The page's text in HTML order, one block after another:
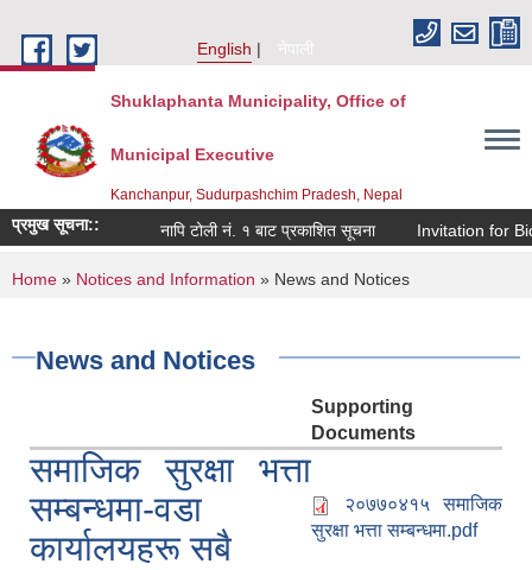
English
नेपाली
Shuklaphanta Municipality, Office of
Municipal Executive
Kanchanpur, Sudurpashchim Pradesh, Nepal
प्रमुख सूचना:: नापि टोली नं. १ बाट प्रकाशित सूचना Invitation for
You are here
Home » Notices and Information » News and Notices
News and Notices
Supporting
Documents
समाजिक सुरक्षा भत्ता
सम्बन्धमा-वडा
कार्यालयहरू सबै
२०७७०४१५ समाजिक
सुरक्षा भत्ता सम्बन्धमा.pdf